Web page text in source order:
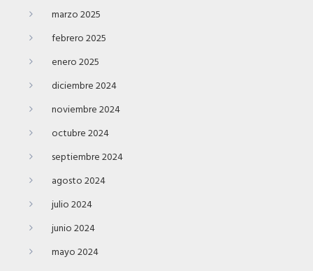
marzo 2025
febrero 2025
enero 2025
diciembre 2024
noviembre 2024
octubre 2024
septiembre 2024
agosto 2024
julio 2024
junio 2024
mayo 2024